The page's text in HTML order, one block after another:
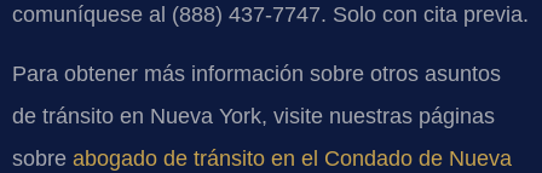
comuníquese al (888) 437-7747. Solo con cita previa.
Para obtener más información sobre otros asuntos
de tránsito en Nueva York, visite nuestras páginas
sobre abogado de tránsito en el Condado de Nueva